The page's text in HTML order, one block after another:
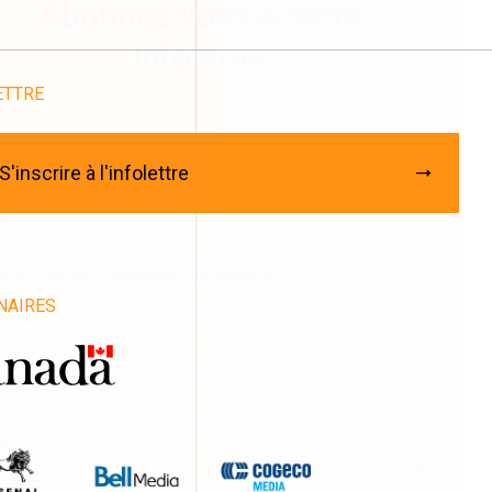
S'inscrire à l'infolettre
infolettre